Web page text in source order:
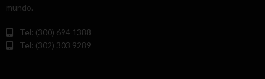
mundo.
Tel: (300) 694 1388
Tel: (302) 303 9289